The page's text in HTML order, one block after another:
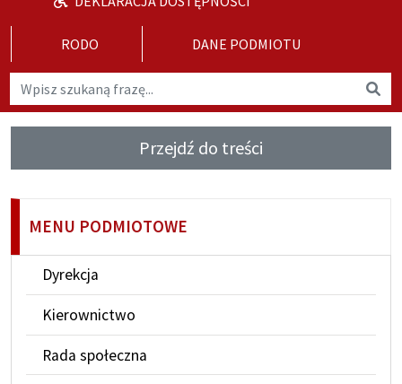
RODO DANE PODMIOTU
Wyszukaj na stronie
Przejdź do treści
MENU PODMIOTOWE
Dyrekcja
Kierownictwo
Rada społeczna